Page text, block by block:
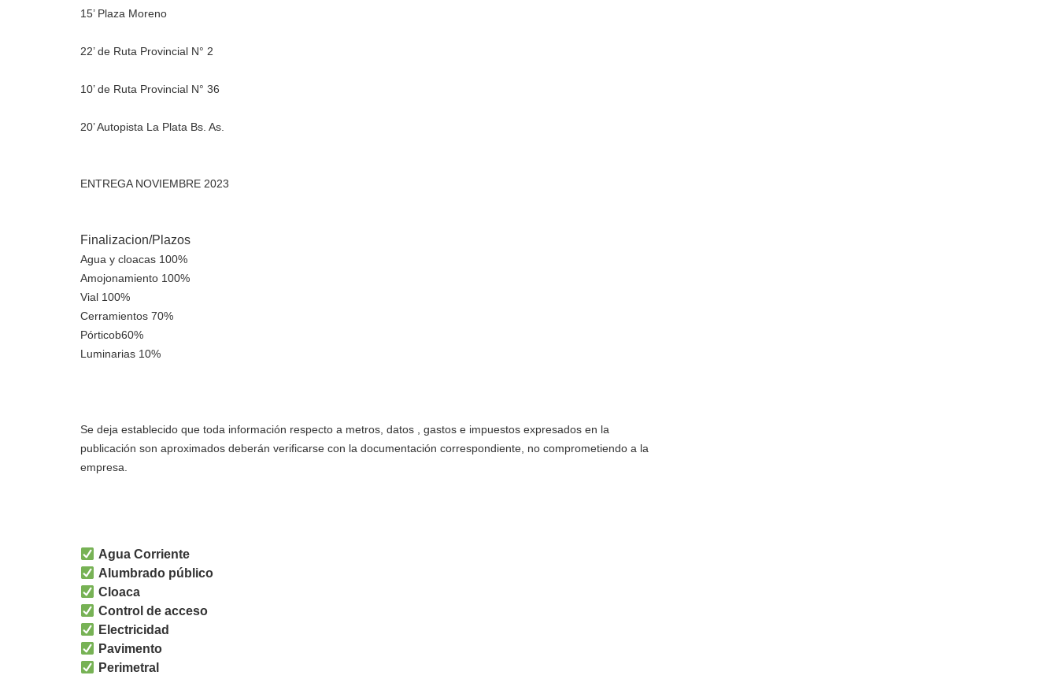
15’ Plaza Moreno
22’ de Ruta Provincial N° 2
10’ de Ruta Provincial N° 36
20’ Autopista La Plata Bs. As.
ENTREGA NOVIEMBRE 2023
Finalizacion/Plazos
Agua y cloacas 100%
Amojonamiento 100%
Vial 100%
Cerramientos 70%
Pórticob60%
Luminarias 10%
Se deja establecido que toda información respecto a metros, datos , gastos e impuestos expresados en la
publicación son aproximados deberán verificarse con la documentación correspondiente, no comprometiendo a la
empresa.
Agua Corriente
Alumbrado público
Cloaca
Control de acceso
Electricidad
Pavimento
Perimetral